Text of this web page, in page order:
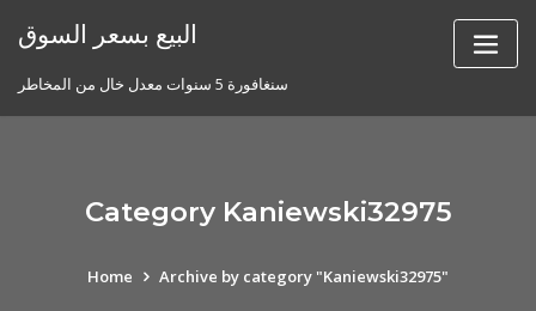
البيع بسعر السوق
سنغافورة 5 سنوات معدل خال من المخاطر
Category Kaniewski32975
Home Archive by category "Kaniewski32975"